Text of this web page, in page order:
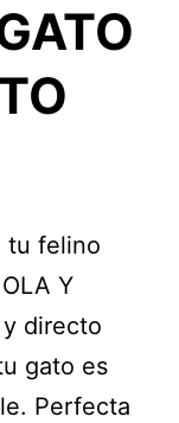
tu felino
Y
y directo
gato es
Perfecta